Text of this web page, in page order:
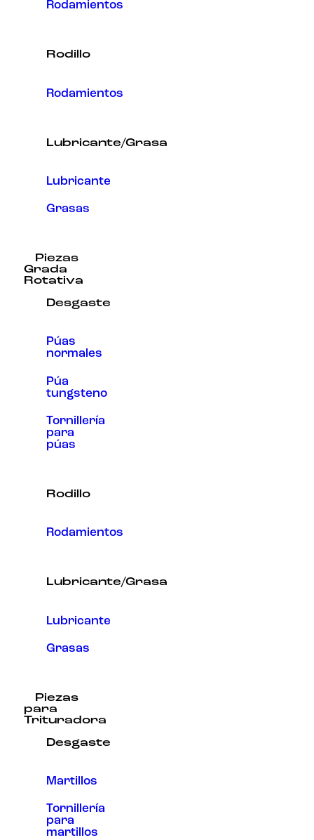
Rodamientos
Rodillo
Rodamientos
Lubricante/Grasa
Lubricante
Grasas
Piezas
Grada
Rotativa
Desgaste
Púas
normales
Púa
tungsteno
Tornillería
para
púas
Rodillo
Rodamientos
Lubricante/Grasa
Lubricante
Grasas
Piezas
para
Trituradora
Desgaste
Martillos
Tornillería
para
martillos